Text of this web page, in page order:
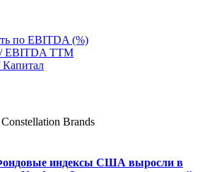
по EBITDA (%)
EBITDA TTM
Brands
индексы США выросли в